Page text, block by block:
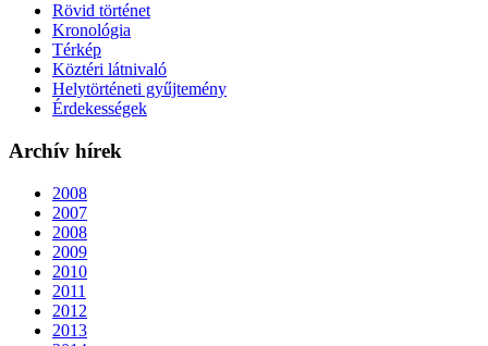
Rövid történet
Kronológia
Térkép
Köztéri látnivaló
Helytörténeti gyűjtemény
Érdekességek
Archív hírek
2008
2007
2008
2009
2010
2011
2012
2013